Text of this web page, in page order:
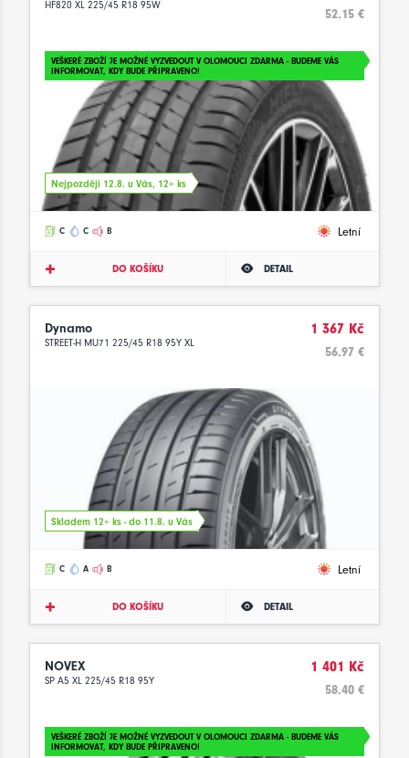
HF820 XL 225/45 R18 95W
52.15 €
VEŠKERÉ ZBOŽÍ JE MOŽNÉ VYZVEDOUT V OLOMOUCI ZDARMA - BUDEME VÁS
INFORMOVAT, KDY BUDE PŘIPRAVENO!
Nejpozději 12.8. u Vás, 12+ ks
C C B Letní
DO KOŠÍKU DETAIL
Dynamo
STREET-H MU71 225/45 R18 95Y XL
1 367 Kč
56.97 €
Skladem 12+ ks - do 11.8. u Vás
C A B Letní
DO KOŠÍKU DETAIL
NOVEX
SP A5 XL 225/45 R18 95Y
1 401 Kč
58.40 €
VEŠKERÉ ZBOŽÍ JE MOŽNÉ VYZVEDOUT V OLOMOUCI ZDARMA - BUDEME VÁS
INFORMOVAT, KDY BUDE PŘIPRAVENO!